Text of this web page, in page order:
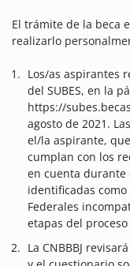
El trámite de la beca
realizarlo
Los/as aspirantes
del SUBES, en la
https://
agosto de 2021.
el/la aspirante,
cumplan con los
en cuenta durante
identificadas
Federales
etapas del
La CNBBBJ